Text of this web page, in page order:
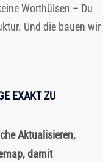
Worthülsen – Du
Und die bauen wir
EXAKT ZU
Aktualisieren,
damit